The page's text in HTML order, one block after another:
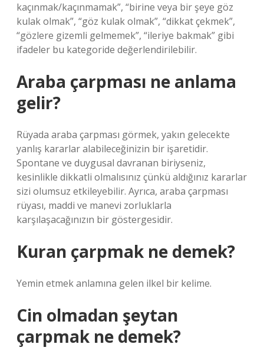
kaçınmak/kaçınmamak”, “birine veya bir şeye göz
kulak olmak”, “göz kulak olmak”, “dikkat çekmek”,
“gözlere gizemli gelmemek”, “ileriye bakmak” gibi
ifadeler bu kategoride değerlendirilebilir.
Araba çarpması ne anlama
gelir?
Rüyada araba çarpması görmek, yakın gelecekte
yanlış kararlar alabileceğinizin bir işaretidir.
Spontane ve duygusal davranan biriyseniz,
kesinlikle dikkatli olmalısınız çünkü aldığınız kararlar
sizi olumsuz etkileyebilir. Ayrıca, araba çarpması
rüyası, maddi ve manevi zorluklarla
karşılaşacağınızın bir göstergesidir.
Kuran çarpmak ne demek?
Yemin etmek anlamına gelen ilkel bir kelime.
Cin olmadan şeytan
çarpmak ne demek?